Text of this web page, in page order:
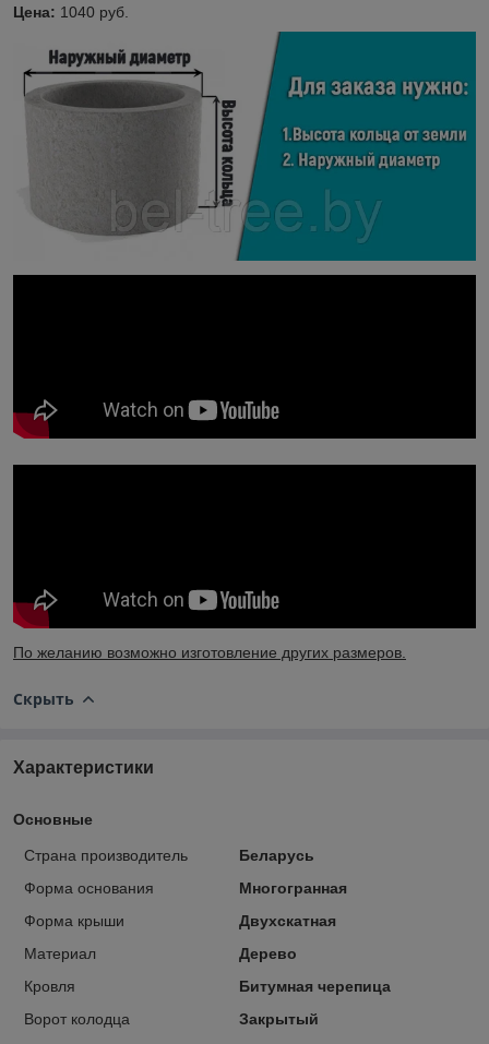
Цена: 1040 руб.
По желанию возможно изготовление других размеров.
Скрыть
Характеристики
Основные
Страна производитель
Беларусь
Форма основания
Многогранная
Форма крыши
Двухскатная
Материал
Дерево
Кровля
Битумная черепица
Ворот колодца
Закрытый